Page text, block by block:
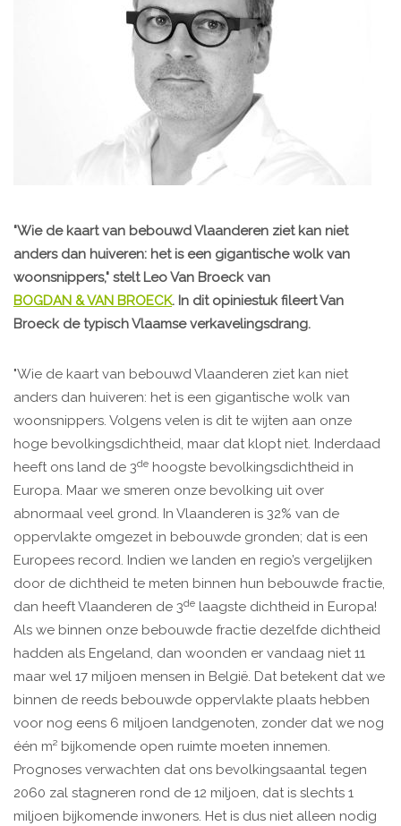
"Wie de kaart van bebouwd Vlaanderen ziet kan niet
anders dan huiveren: het is een gigantische wolk van
woonsnippers," stelt Leo Van Broeck van
BOGDAN & VAN BROECK. In dit opiniestuk fileert Van
Broeck de typisch Vlaamse verkavelingsdrang.
"Wie de kaart van bebouwd Vlaanderen ziet kan niet
anders dan huiveren: het is een gigantische wolk van
woonsnippers. Volgens velen is dit te wijten aan onze
hoge bevolkingsdichtheid, maar dat klopt niet. Inderdaad
heeft ons land de 3de hoogste bevolkingsdichtheid in
Europa. Maar we smeren onze bevolking uit over
abnormaal veel grond. In Vlaanderen is 32% van de
oppervlakte omgezet in bebouwde gronden; dat is een
Europees record. Indien we landen en regio’s vergelijken
door de dichtheid te meten binnen hun bebouwde fractie,
dan heeft Vlaanderen de 3de laagste dichtheid in Europa!
Als we binnen onze bebouwde fractie dezelfde dichtheid
hadden als Engeland, dan woonden er vandaag niet 11
maar wel 17 miljoen mensen in België. Dat betekent dat we
binnen de reeds bebouwde oppervlakte plaats hebben
voor nog eens 6 miljoen landgenoten, zonder dat we nog
één m² bijkomende open ruimte moeten innemen.
Prognoses verwachten dat ons bevolkingsaantal tegen
2060 zal stagneren rond de 12 miljoen, dat is slechts 1
miljoen bijkomende inwoners. Het is dus niet alleen nodig